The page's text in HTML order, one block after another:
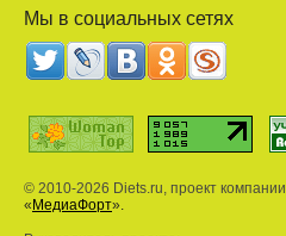
Мы в социальных сетях
© 2010-2026 Diets.ru, проект компании
« МедиаФорт».